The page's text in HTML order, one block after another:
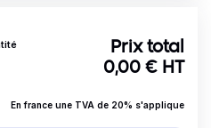
Prix total
0,00 € HT
En france une TVA de 20% s'applique